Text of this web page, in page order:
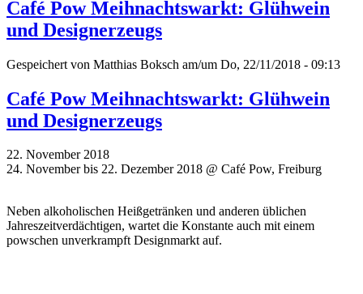
Café Pow Meihnachtswarkt: Glühwein
und Designerzeugs
Gespeichert von Matthias Boksch am/um Do, 22/11/2018 - 09:13
Café Pow Meihnachtswarkt: Glühwein
und Designerzeugs
22. November 2018
24. November bis 22. Dezember 2018 @ Café Pow, Freiburg
Neben alkoholischen Heißgetränken und anderen üblichen
Jahreszeitverdächtigen, wartet die Konstante auch mit einem
powschen unverkrampft Designmarkt auf.